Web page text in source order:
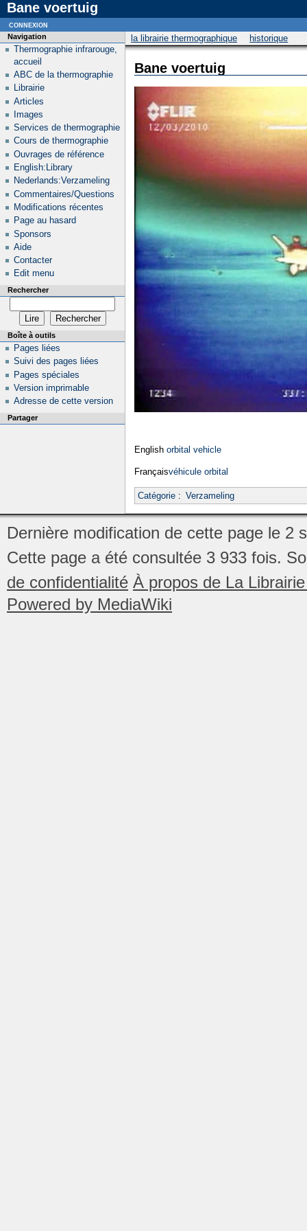
Bane voertuig
la librairie thermographique historique
Bane voertuig
English orbital vehicle
Françaisvéhicule orbital
Catégorie: Verzameling
Navigation
Thermographie infrarouge,
accueil
ABC de la thermographie
Librairie
Articles
Images
Services de thermographie
Cours de thermographie
Ouvrages de référence
English:Library
Nederlands:Verzameling
Commentaires/Questions
Modifications récentes
Page au hasard
Sponsors
Aide
Contacter
Edit menu
Rechercher
Boîte à outils
Pages liées
Suivi des pages liées
Pages spéciales
Version imprimable
Adresse de cette version
Partager
connexion
Dernière modification de cette page le 2
Cette page a été consultée 3 933 fois.
de confidentialité À propos de La
Powered by MediaWiki